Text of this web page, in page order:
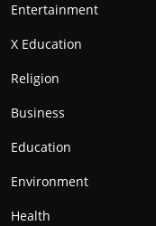
Entertainment
X Education
Religion
Business
Education
Environment
Health